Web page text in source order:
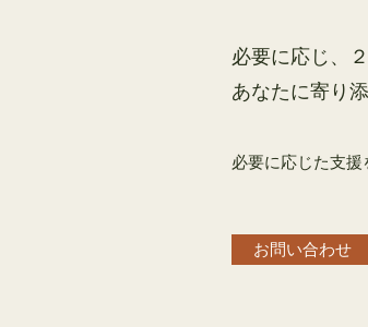
必要に応じ、
あなたに寄り
必要に応じた支援
お問い合わせ